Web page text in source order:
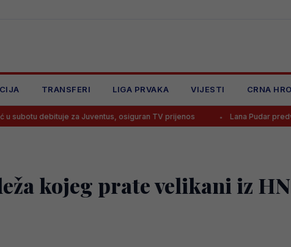
TRANSFERI LIGA PRVAKA VIJESTI CRNA
za Juventus, osiguran TV prijenos Lana Pudar predvodi BiH na
kojeg prate velikani iz